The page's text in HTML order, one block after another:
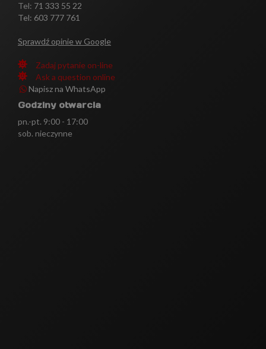
Tel: 71 333 55 22
Tel: 603 777 761
Sprawdź opinie w Google
Zadaj pytanie on-line
Ask a question online
Napisz na WhatsApp
Godziny otwarcia
pn.-pt. 9:00 - 17:00
sob. nieczynne